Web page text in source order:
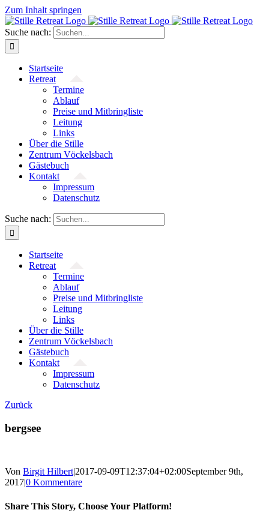
Zum Inhalt springen
Suche nach:
Startseite
Retreat
Termine
Ablauf
Preise und Mitbringliste
Leitung
Links
Über die Stille
Zentrum Vöckelsbach
Gästebuch
Kontakt
Impressum
Datenschutz
Suche nach:
Startseite
Retreat
Termine
Ablauf
Preise und Mitbringliste
Leitung
Links
Über die Stille
Zentrum Vöckelsbach
Gästebuch
Kontakt
Impressum
Datenschutz
Zurück
bergsee
Von Birgit Hilbert|2017-09-09T12:37:04+02:00September 9th,
2017|0 Kommentare
Share This Story, Choose Your Platform!